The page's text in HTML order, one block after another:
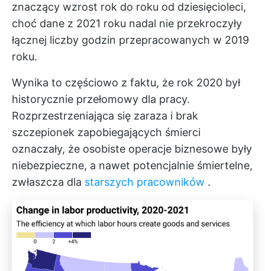
znaczący wzrost rok do roku od dziesięcioleci,
choć dane z 2021 roku nadal nie przekroczyły
łącznej liczby godzin przepracowanych w 2019
roku.
Wynika to częściowo z faktu, że rok 2020 był
historycznie przełomowy dla pracy.
Rozprzestrzeniająca się zaraza i brak
szczepionek zapobiegających śmierci
oznaczały, że osobiste operacje biznesowe były
niebezpieczne, a nawet potencjalnie śmiertelne,
zwłaszcza dla starszych pracowników .